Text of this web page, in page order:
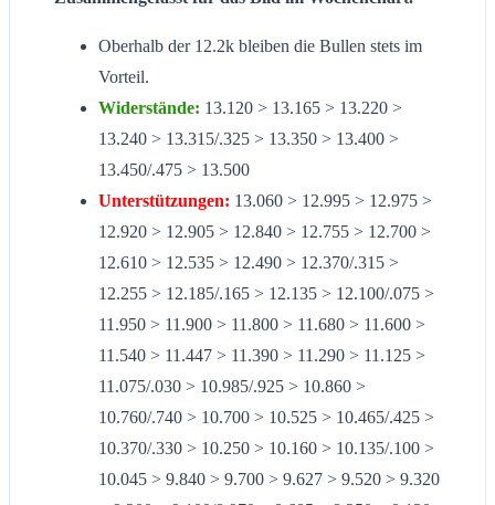
Oberhalb der 12.2k bleiben die Bullen stets im
Vorteil.
Widerstände: 13.120 > 13.165 > 13.220 >
13.240 > 13.315/.325 > 13.350 > 13.400 >
13.450/.475 > 13.500
Unterstützungen: 13.060 > 12.995 > 12.975 >
12.920 > 12.905 > 12.840 > 12.755 > 12.700 >
12.610 > 12.535 > 12.490 > 12.370/.315 >
12.255 > 12.185/.165 > 12.135 > 12.100/.075 >
11.950 > 11.900 > 11.800 > 11.680 > 11.600 >
11.540 > 11.447 > 11.390 > 11.290 > 11.125 >
11.075/.030 > 10.985/.925 > 10.860 >
10.760/.740 > 10.700 > 10.525 > 10.465/.425 >
10.370/.330 > 10.250 > 10.160 > 10.135/.100 >
10.045 > 9.840 > 9.700 > 9.627 > 9.520 > 9.320